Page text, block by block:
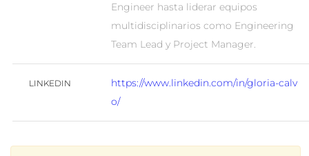
Engineer hasta liderar equipos
multidisciplinarios como Engineering
Team Lead y Project Manager.
LINKEDIN
https://www.linkedin.com/in/gloria-calv
o/